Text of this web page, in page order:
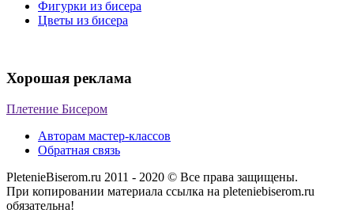
Фигурки из бисера
Цветы из бисера
Хорошая реклама
Плетение Бисером
Авторам мастер-классов
Обратная связь
PletenieBiserom.ru 2011 - 2020 © Все права защищены.
При копировании материала ссылка на pleteniebiserom.ru
обязательна!